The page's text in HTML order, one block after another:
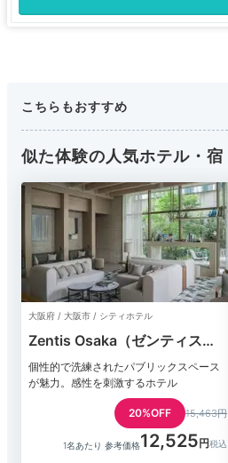
こちらもおすすめ
似た体験の人気ホテル・宿
大阪府 / 大阪市 / シティホテル
Zentis Osaka（ゼンティス大
阪）
個性的で洗練されたパブリックスペース
が魅力。感性を刺激するホテル
20%OFF 15,463円
1名あたり 参考価格12,525